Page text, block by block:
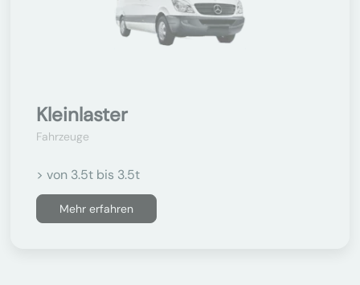
Kleinlaster
Fahrzeuge
> von 3.5t bis 3.5t
Mehr erfahren